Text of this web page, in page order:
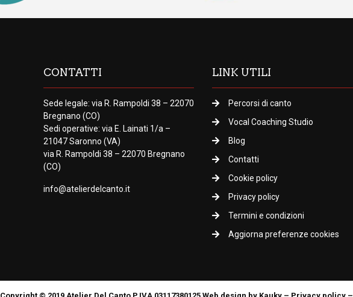
CONTATTI
Sede legale: via R. Rampoldi 38 – 22070
Bregnano (CO)
Sedi operative: via E. Lainati 1/a –
21047 Saronno (VA)
via R. Rampoldi 38 – 22070 Bregnano
(CO)
info@atelierdelcanto.it
LINK UTILI
Percorsi di canto
Vocal Coaching Studio
Blog
Contatti
Cookie policy
Privacy policy
Termini e condizioni
Aggiorna preferenze cookies